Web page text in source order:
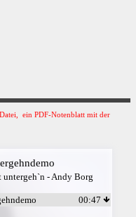
ein PDF-Notenblatt mit der
untergeh`n - Andy Borg
00:47